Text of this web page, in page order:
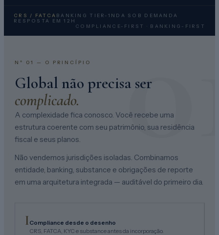
CRS / FATCA BANKING TIER-1 NDA SOB DEMANDA
RESPOSTA EM 12H
COMPLIANCE-FIRST · BANKING-FIRST
Nº 01 — O PRINCÍPIO
Global não precisa ser
complicado.
A complexidade fica conosco. Você recebe uma
estrutura coerente com seu patrimônio, sua residência
fiscal e seus planos.
Não vendemos jurisdições isoladas. Combinamos
entidade, banking, substance e obrigações de reporte
em uma arquitetura integrada — auditável do primeiro dia.
I Compliance desde o desenho
CRS, FATCA, KYC e substance antes da incorporação.